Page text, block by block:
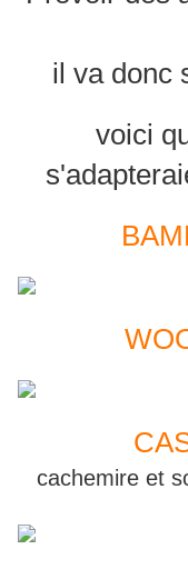
il va donc
voici
cachemire et